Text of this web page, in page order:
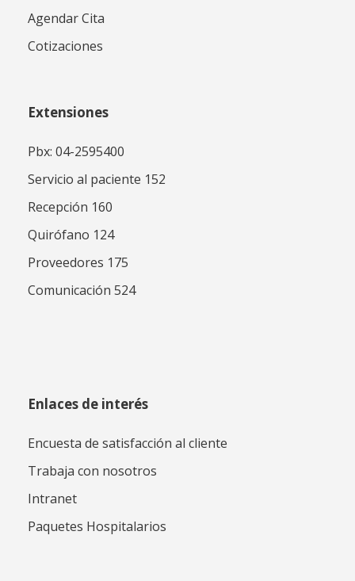
Agendar Cita
Cotizaciones
Extensiones
Pbx: 04-2595400
Servicio al paciente 152
Recepción 160
Quirófano 124
Proveedores 175
Comunicación 524
Enlaces de interés
Encuesta de satisfacción al cliente
Trabaja con nosotros
Intranet
Paquetes Hospitalarios